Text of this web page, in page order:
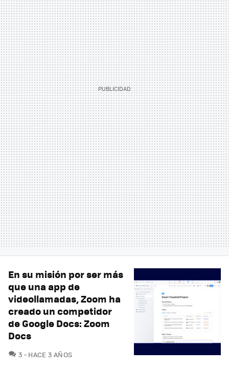
En su misión por ser más
que una app de
videollamadas, Zoom ha
creado un competidor
de Google Docs: Zoom
Docs
3 COMENTARIOS
HACE 3 AÑOS